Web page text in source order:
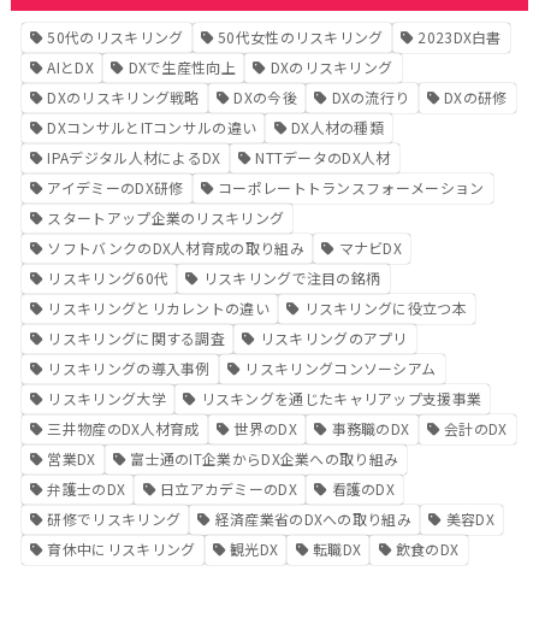
50代のリスキリング 50代女性のリスキリング
2023DX白書
AIとDX
DXで生産性向上
DXのリスキリング
DXのリスキリング戦略
DXの今後 DXの流行り
DXの研修
DXコンサルとITコンサルの違い
DX人材の種類
IPAデジタル人材によるDX
NTTデータのDX人材
アイデミーのDX研修
コーポレートトランスフォーメーション
スタートアップ企業のリスキリング
ソフトバンクのDX人材育成の取り組み
マナビDX
リスキリング60代
リスキリングで注目の銘柄
リスキリングとリカレントの違い
リスキリングに役立つ本
リスキリングに関する調査
リスキリングのアプリ
リスキリングの導入事例
リスキリングコンソーシアム
リスキリング大学
リスキングを通じたキャリアップ支援事業
三井物産のDX人材育成
世界のDX 事務職のDX
会計のDX
営業DX
富士通のIT企業からDX企業への取り組み
弁護士のDX
日立アカデミーのDX
看護のDX
研修でリスキリング
経済産業省のDXへの取り組み
美容DX
育休中にリスキリング
観光DX 転職DX 飲食のDX